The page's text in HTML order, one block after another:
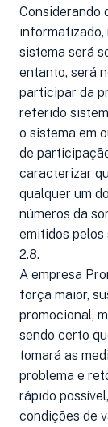
Considerando
informatizado,
sistema será
entanto, será
participar da
referido
o sistema em
de
caracterizar
qualquer um
números da
emitidos pelos
2.8.
A empresa
força maior,
promocional,
sendo certo
tomará as
problema e
rápido
condições de